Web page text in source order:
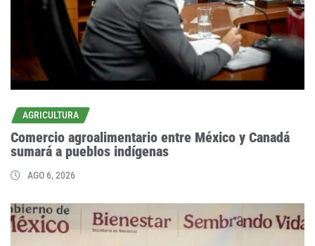
AGRICULTURA
Comercio agroalimentario entre México y Canadá
sumará a pueblos indígenas
AGO 6, 2026